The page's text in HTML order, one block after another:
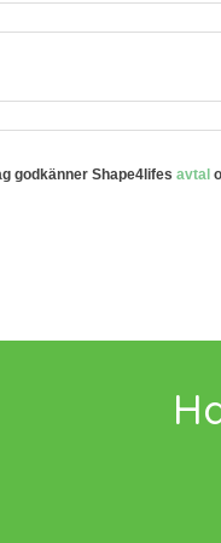
godkänner Shape4lifesavtal